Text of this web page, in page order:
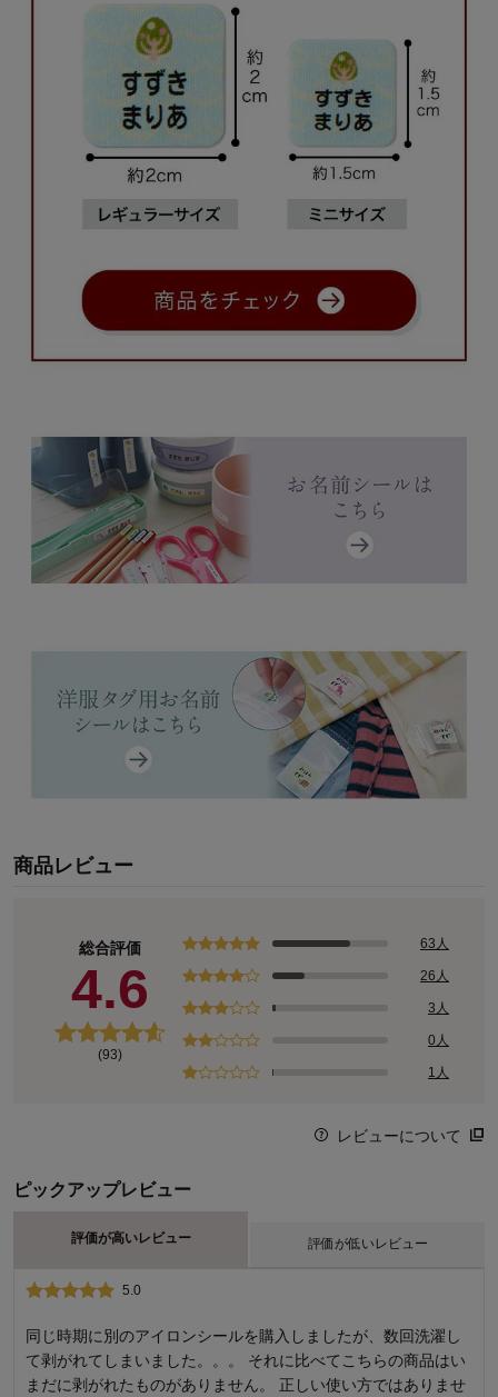
商品レビュー
総合評価
4.6
(93)
63人
26人
3人
0人
1人
レビューについて
ピックアップレビュー
評価が高いレビュー 評価が低いレビュー
5.0
同じ時期に別のアイロンシールを購入しましたが、数回洗濯し
て剥がれてしまいました。。。 それに比べてこちらの商品はい
まだに剥がれたものがありません。 正しい使い方ではありませ
1.0
前にこの商品を購入し、非常に便利でしたので、今回は表記を
漢字にして再購入しました。 ひらがなで作成したときは、上の